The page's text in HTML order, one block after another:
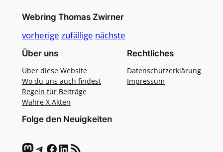
Webring Thomas Zwirner
vorherige zufällige nächste
Über uns
Über diese Website
Wo du uns auch findest
Regeln für Beiträge
Wahre X Akten
Rechtliches
Datenschutzerklärung
Impressum
Folge den Neuigkeiten
Mastodon Telegram Facebook LinkedIn RSS-Feed